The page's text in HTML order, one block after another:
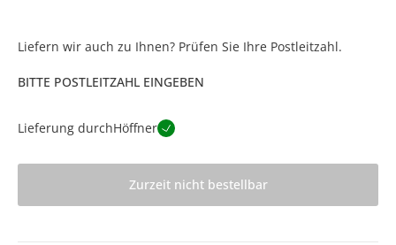
Liefern wir auch zu Ihnen? Prüfen Sie Ihre Postleitzahl.
BITTE POSTLEITZAHL EINGEBEN
Lieferung durchHöffner
Zurzeit nicht bestellbar